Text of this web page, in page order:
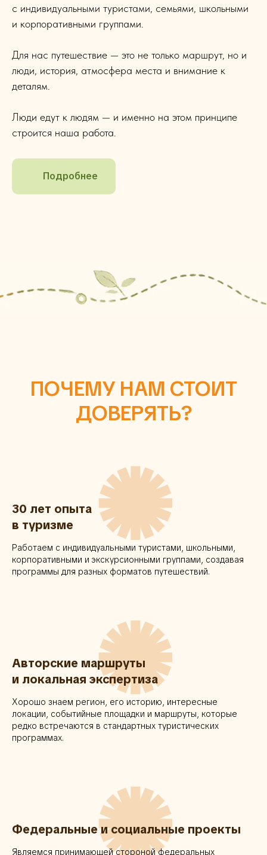
с индивидуальными туристами, семьями, школьными
и корпоративными группами.
Для нас путешествие — это не только маршрут, но и
люди, история, атмосфера места и внимание к
деталям.
Люди едут к людям — и именно на этом принципе
строится наша работа.
Подробнее
ПОЧЕМУ НАМ СТОИТ
ДОВЕРЯТЬ?
30 лет опыта
в туризме
Работаем с индивидуальными туристами, школьными,
корпоративными и экскурсионными группами, создавая
программы для разных форматов путешествий.
✺
Авторские маршруты
и локальная экспертиза
Хорошо знаем регион, его историю, интересные
локации, событийные площадки и маршруты, которые
редко встречаются в стандартных туристических
программах.
✺
Федеральные и социальные проекты
Являемся принимающей стороной федеральных
✺